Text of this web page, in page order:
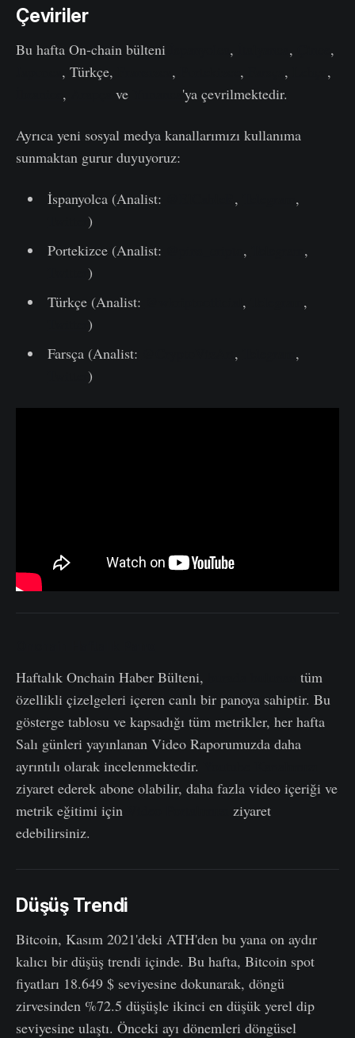
Çeviriler
Bu hafta On-chain bülteni , ,
,
, Türkçe, , , ,
,
, ve 'ya çevrilmektedir.
Ayrıca yeni sosyal medya kanallarımızı kullanıma
sunmaktan gurur duyuyoruz:
İspanyolca (Analist: ,
,
)
Portekizce (Analist:
,
,
)
Türkçe (Analist:
,
,
)
Farsça (Analist:
,
,
)
Haftalık Onchain Haber Bülteni,
tüm
özellikli çizelgeleri içeren canlı bir panoya sahiptir. Bu
gösterge tablosu ve kapsadığı tüm metrikler, her hafta
Salı günleri yayınlanan Video Raporumuzda daha
ayrıntılı olarak incelenmektedir.
ziyaret ederek abone olabilir, daha fazla video içeriği ve
metrik eğitimi için
ziyaret
edebilirsiniz.
Düşüş Trendi
Bitcoin, Kasım 2021'deki ATH'den bu yana on aydır
kalıcı bir düşüş trendi içinde. Bu hafta, Bitcoin spot
fiyatları 18.649 $ seviyesine dokunarak, döngü
zirvesinden %72.5 düşüşle ikinci en düşük yerel dip
seviyesine ulaştı. Önceki ayı dönemleri döngüsel